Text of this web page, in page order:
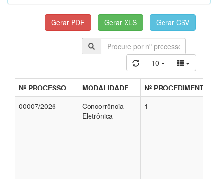
10
Nº PROCESSO MODALIDADE
Nº PROCEDIMENTO
00007/2026
Concorrência -
Eletrônica
1